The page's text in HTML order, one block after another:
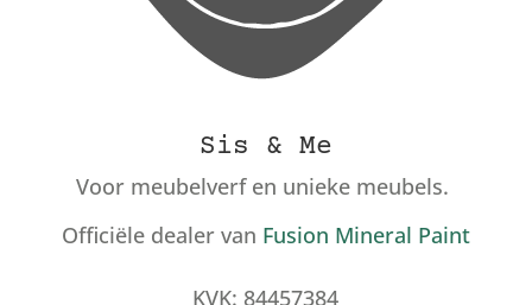
Sis & Me
Voor meubelverf en unieke meubels.
Officiële dealer van Fusion Mineral Paint
KVK: 84457384